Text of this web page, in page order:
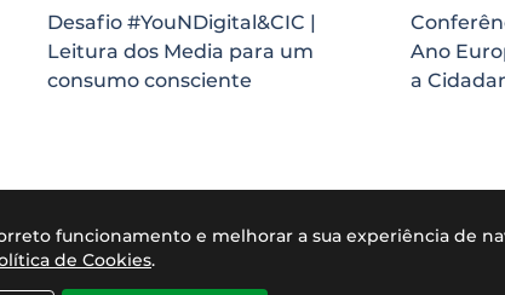
Desafio #YouNDigital&CIC |
Leitura dos Media para um
consumo consciente
Ano
a
LITERACIA E EDUCAÇÃO
funcionamento e melhorar a sua experiência de
de Cookies.